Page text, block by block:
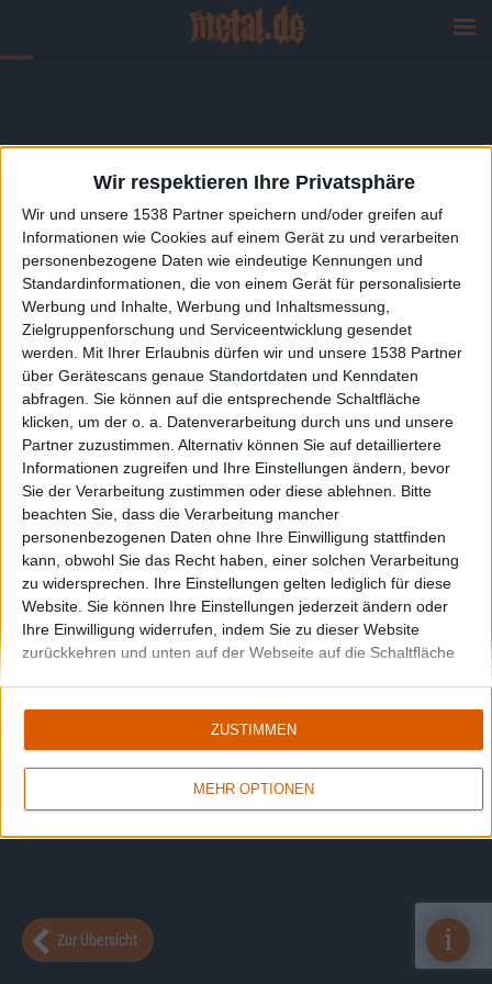
Wir respektieren Ihre Privatsphäre
Wir und unsere 1538 Partner speichern und/oder greifen auf
Informationen wie Cookies auf einem Gerät zu und verarbeiten
personenbezogene Daten wie eindeutige Kennungen und
Standardinformationen, die von einem Gerät für personalisierte
Werbung und Inhalte, Werbung und Inhaltsmessung,
Zielgruppenforschung und Serviceentwicklung gesendet
werden.
Mit Ihrer Erlaubnis dürfen wir und unsere 1538 Partner
über Gerätescans genaue Standortdaten und Kenndaten
abfragen. Sie können auf die entsprechende Schaltfläche
klicken, um der o. a. Datenverarbeitung durch uns und unsere
Partner zuzustimmen. Alternativ können Sie auf detailliertere
Informationen zugreifen und Ihre Einstellungen ändern, bevor
Sie der Verarbeitung zustimmen oder diese ablehnen.
Bitte
beachten Sie, dass die Verarbeitung mancher
personenbezogenen Daten ohne Ihre Einwilligung stattfinden
kann, obwohl Sie das Recht haben, einer solchen Verarbeitung
zu widersprechen. Ihre Einstellungen gelten lediglich für diese
Website. Sie können Ihre Einstellungen jederzeit ändern oder
Ihre Einwilligung widerrufen, indem Sie zu dieser Website
zurückkehren und unten auf der Webseite auf die Schaltfläche
MEHR OPTIONEN
ZUSTIMMEN
Zur Übersicht i